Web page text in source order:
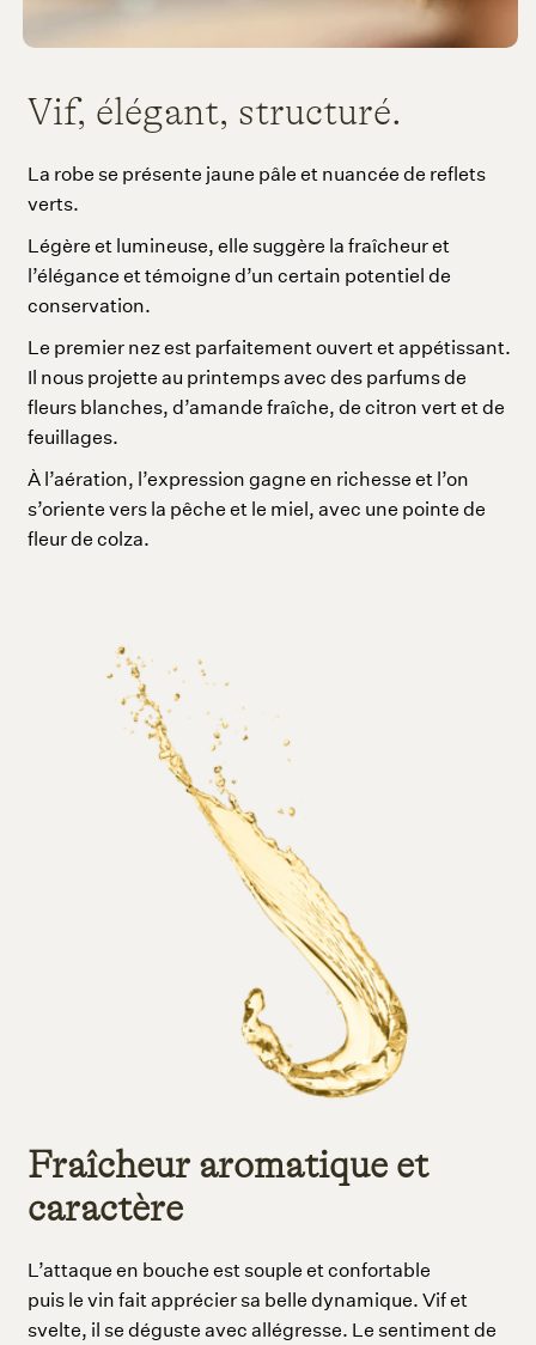
Vif, élégant, structuré.
La robe se présente jaune pâle et nuancée de reflets
verts.
Légère et lumineuse, elle suggère la fraîcheur et
l’élégance et témoigne d’un certain potentiel de
conservation.
Le premier nez est parfaitement ouvert et appétissant.
Il nous projette au printemps avec des parfums de
fleurs blanches, d’amande fraîche, de citron vert et de
feuillages.
À l’aération, l’expression gagne en richesse et l’on
s’oriente vers la pêche et le miel, avec une pointe de
fleur de colza.
Fraîcheur aromatique et
caractère
L’attaque en bouche est souple et confortable
puis le vin fait apprécier sa belle dynamique. Vif et
svelte, il se déguste avec allégresse. Le sentiment de